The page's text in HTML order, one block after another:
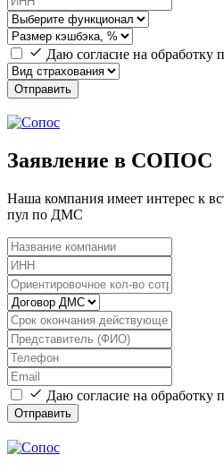
Даю согласие на обработку
Отправить
Заявление в СОПОС
Наша компания имеет интерес к
пул по ДМС
Даю согласие на обработку
Отправить